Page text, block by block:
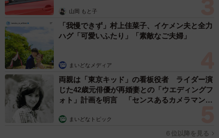
山岡 もと子
「我慢できず」村上佳菜子、イケメン夫と全力
ハグ「可愛いふたり」「素敵なご夫婦」
まいどなメディア
両親は「東京キッド」の看板役者 ライダー演
じた42歳元俳優が再婚妻との「ウエディングフ
ォト」計画を明言 「センスあるカメラマン求
まいどなトピック
６位以降を見る